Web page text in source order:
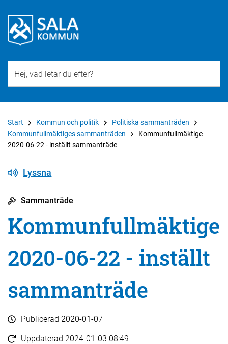
Start Kommun och politik
Politiska sammanträden
Kommunfullmäktiges sammanträden
Kommunfullmäktige
2020-06-22 - inställt sammanträde
Lyssna
Sammanträde
Kommunfullmäktige
2020-06-22 - inställt
sammanträde
Publicerad 2020-01-07
Uppdaterad 2024-01-03 08:49